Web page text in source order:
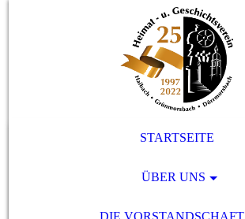
STARTSEITE
ÜBER UNS
DIE VORSTANDSCHAFT